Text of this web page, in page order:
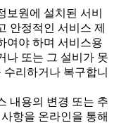
원에 설치된 서비
안정적인 서비스 제
여야 하며 서비스용
나 또는 그 설비가 못
리하거나 복구합니
내용의 변경 또는 추
항을 온라인을 통해